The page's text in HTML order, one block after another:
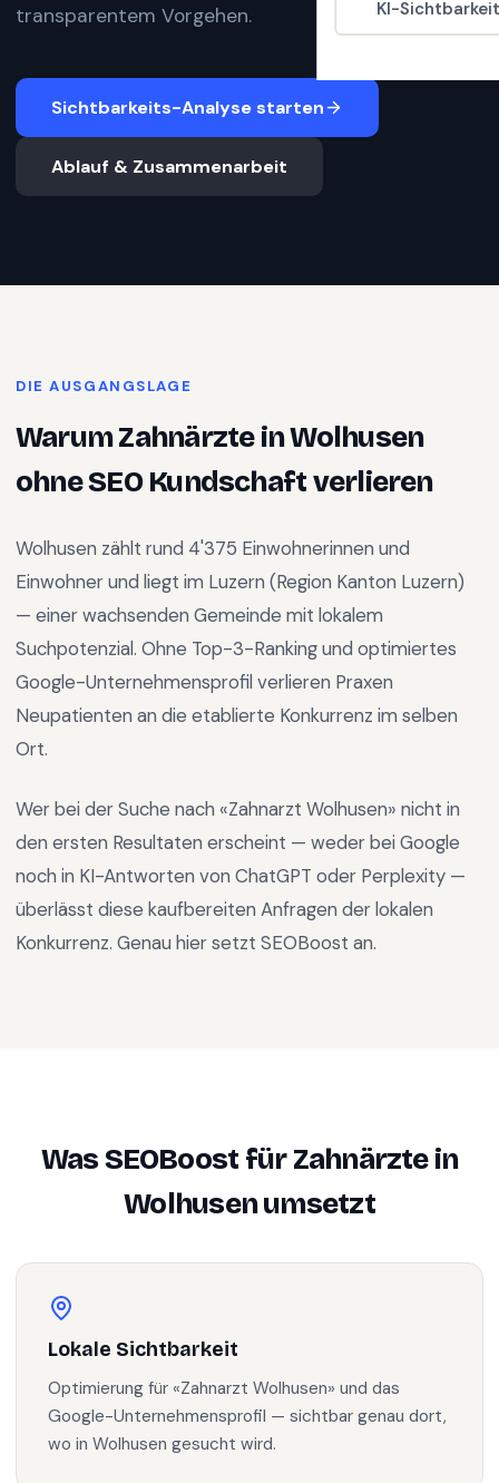
KI-
transparentem Vorgehen.
Sichtbarkeits-Analyse starten
Ablauf & Zusammenarbeit
DIE AUSGANGSLAGE
WarumZahnärzteinWolhusen
ohne SEO Kundschaft verlieren
Wolhusen zählt rund 4'375 Einwohnerinnen und
Einwohner und liegt im Luzern (Region Kanton Luzern)
— einer wachsenden Gemeinde mit lokalem
Suchpotenzial. Ohne Top-3-Ranking und optimiertes
Google-Unternehmensprofil verlieren Praxen
Neupatienten an die etablierte Konkurrenz im selben
Ort.
Wer bei der Suche nach «Zahnarzt Wolhusen» nicht in
den ersten Resultaten erscheint — weder bei Google
noch in KI-Antworten von ChatGPT oder Perplexity —
überlässt diese kaufbereiten Anfragen der lokalen
Konkurrenz. Genau hier setzt SEOBoost an.
Was SEOBoost fürZahnärztein
Wolhusenumsetzt
Lokale Sichtbarkeit
Optimierung für «Zahnarzt Wolhusen» und das
Google-Unternehmensprofil — sichtbar genau dort,
wo in Wolhusen gesucht wird.